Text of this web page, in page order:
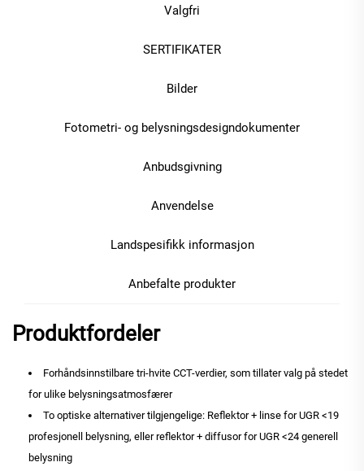
Valgfri
SERTIFIKATER
Bilder
Fotometri- og belysningsdesigndokumenter
Anbudsgivning
Anvendelse
Landspesifikk informasjon
Anbefalte produkter
Produktfordeler
Forhåndsinnstilbare tri-hvite CCT-verdier, som tillater valg på stedet
for ulike belysningsatmosfærer
To optiske alternativer tilgjengelige: Reflektor + linse for UGR <19
profesjonell belysning, eller reflektor + diffusor for UGR <24 generell
belysning